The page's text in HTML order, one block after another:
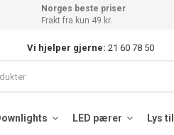
Norges beste priser
Frakt fra kun 49 kr.
Vi hjelper gjerne: 21 60 78 50
LED pærer Lys